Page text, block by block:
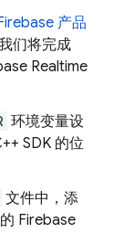
产品
们将完成
Realtime
环境变量设
SDK 的位
文件中，添
Firebase